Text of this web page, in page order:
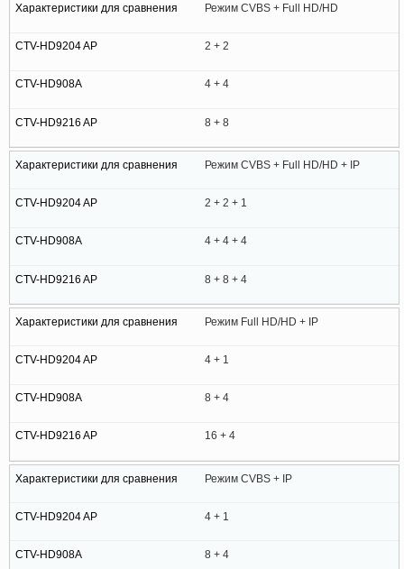
Режим CVBS + Full HD/HD
2 + 2
4 + 4
8 + 8
Режим CVBS + Full HD/HD + IP
2 + 2 + 1
4 + 4 + 4
8 + 8 + 4
Режим Full HD/HD + IP
4 + 1
8 + 4
16 + 4
Режим CVBS + IP
4 + 1
8 + 4